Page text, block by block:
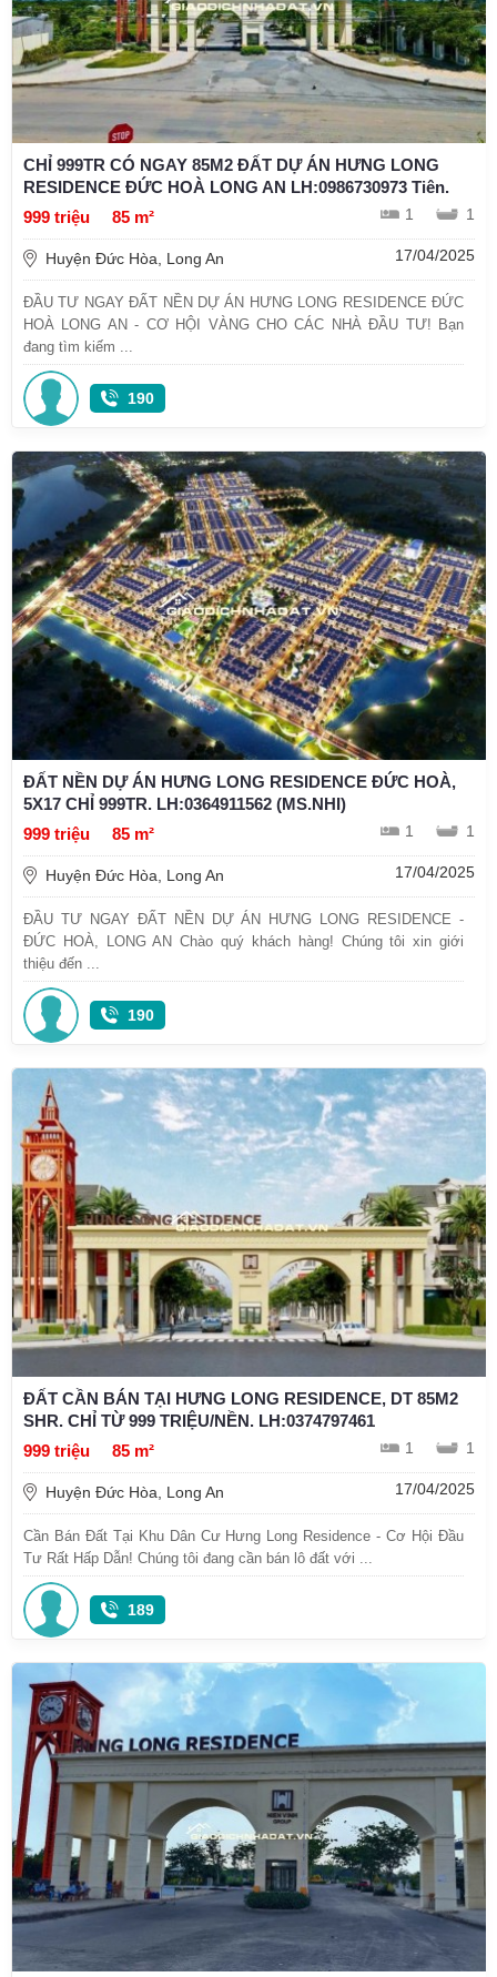
CHỈ 999TR CÓ NGAY 85M2 ĐẤT DỰ ÁN HƯNG LONG
RESIDENCE ĐỨC HOÀ LONG AN LH:0986730973 Tiên.
999 triệu
85 m² 1 1
Huyện Đức Hòa, Long An 17/04/2025
ĐẦU TƯ NGAY ĐẤT NỀN DỰ ÁN HƯNG LONG RESIDENCE ĐỨC
HOÀ LONG AN - CƠ HỘI VÀNG CHO CÁC NHÀ ĐẦU TƯ! Bạn
đang tìm kiếm ...
190
ĐẤT NỀN DỰ ÁN HƯNG LONG RESIDENCE ĐỨC HOÀ,
5X17 CHỈ 999TR. LH:0364911562 (MS.NHI)
999 triệu
85 m² 1 1
Huyện Đức Hòa, Long An 17/04/2025
ĐẦU TƯ NGAY ĐẤT NỀN DỰ ÁN HƯNG LONG RESIDENCE -
ĐỨC HOÀ, LONG AN Chào quý khách hàng! Chúng tôi xin giới
thiệu đến ...
190
ĐẤT CẦN BÁN TẠI HƯNG LONG RESIDENCE, DT 85M2
SHR. CHỈ TỪ 999 TRIỆU/NỀN. LH:0374797461
999 triệu
85 m² 1 1
Huyện Đức Hòa, Long An 17/04/2025
Cần Bán Đất Tại Khu Dân Cư Hưng Long Residence - Cơ Hội Đầu
Tư Rất Hấp Dẫn! Chúng tôi đang cần bán lô đất với ...
189